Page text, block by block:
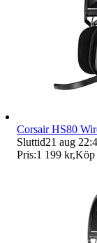
Ersättning
Corsair HS80
Sluttid21 aug
Pris:1 199 kr,Köp